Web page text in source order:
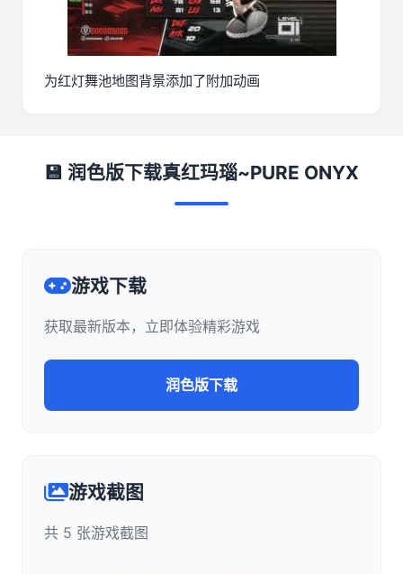
为红灯舞池地图背景添加了附加动画
💾 润色版下载真红玛瑙~PURE ONYX
游戏下载
获取最新版本，立即体验精彩游戏
润色版下载
游戏截图
共 5 张游戏截图